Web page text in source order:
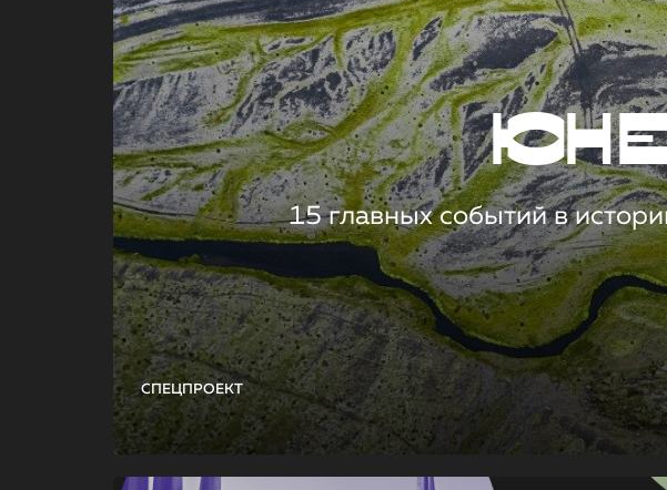
СПЕЦПРОЕКТ
15 главных событий в